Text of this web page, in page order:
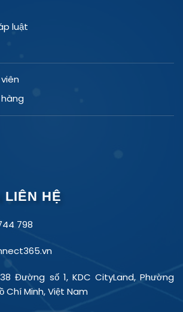
luật
LIÊN HỆ
798
Đường số 1, KDC CityLand, Phường
Chí Minh, Việt Nam